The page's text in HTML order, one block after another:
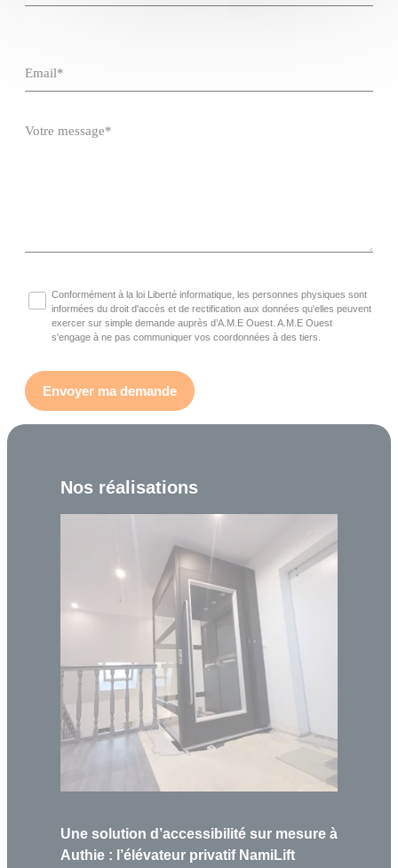
Conformément à la loi Liberté informatique, les personnes physiques sont
informées du droit d'accès et de rectification aux données qu'elles peuvent
exercer sur simple demande auprès d’A.M.E Ouest. A.M.E Ouest
s'engage à ne pas communiquer vos coordonnées à des tiers.
Nos réalisations
Une solution d’accessibilité sur mesure à
Authie : l’élévateur privatif NamiLift